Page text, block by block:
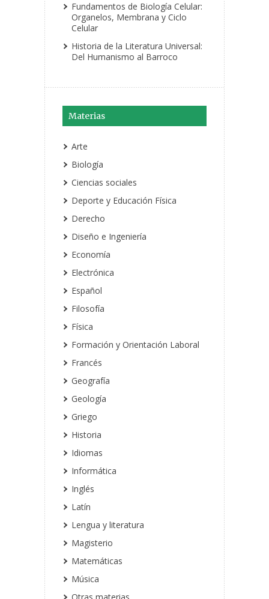
Fundamentos de Biología Celular:
Organelos, Membrana y Ciclo
Celular
Historia de la Literatura Universal:
Del Humanismo al Barroco
Materias
Arte
Biología
Ciencias sociales
Deporte y Educación Física
Derecho
Diseño e Ingeniería
Economía
Electrónica
Español
Filosofía
Física
Formación y Orientación Laboral
Francés
Geografía
Geología
Griego
Historia
Idiomas
Informática
Inglés
Latín
Lengua y literatura
Magisterio
Matemáticas
Música